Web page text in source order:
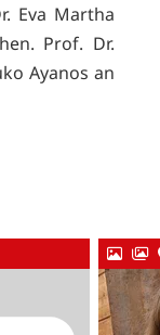
Eva Martha
Prof. Dr.
Ayanos an